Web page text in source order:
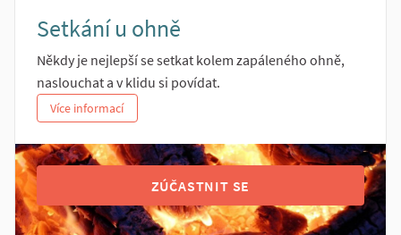
Setkání u ohně
Někdy je nejlepší se setkat kolem zapáleného ohně,
naslouchat a v klidu si povídat.
Více informací
ZÚČASTNIT SE